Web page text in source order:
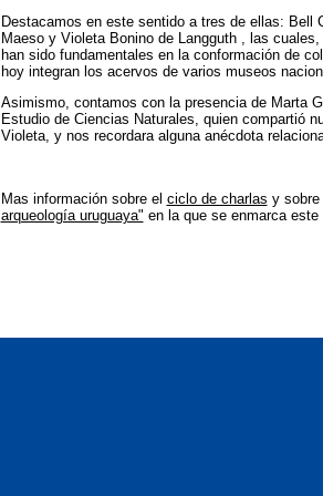
Destacamos en este sentido a tres de ellas: Bell
Maeso y Violeta Bonino de Langguth , las
han sido fundamentales en la conformación de
hoy integran los acervos de varios museos
Asimismo, contamos con la presencia de Marta
Estudio de Ciencias Naturales, quien compartió
Violeta, y nos recordara alguna anécdota
Mas información sobre el ciclo de charlas y sobre
arqueología uruguaya" en la que se enmarca este